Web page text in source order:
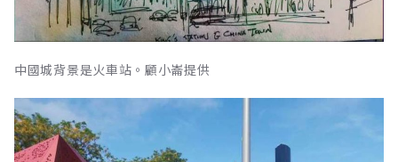
中國城背景是火車站。顧小崙提供